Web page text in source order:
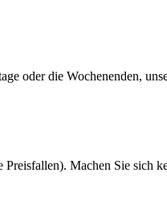
oder die Wochenenden,
Preisfallen). Machen Sie sich